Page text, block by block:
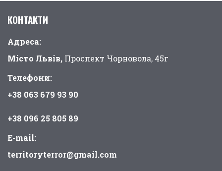
КОНТАКТИ
Адреса:
Місто Львів, Проспект Чорновола, 45г
Телефони:
+38 063 679 93 90
+38 096 25 805 89
E-mail:
territoryterror@gmail.com